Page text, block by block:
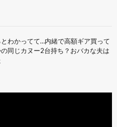
わかってて…内緒で高額ギア買って
同じカヌー2台持ち？おバカな夫は